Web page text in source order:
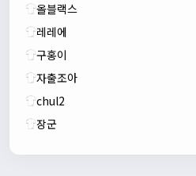
새해 복많이 받으세요!!
올블랙스
레레에
구홍이
자출조아
chul2
장군